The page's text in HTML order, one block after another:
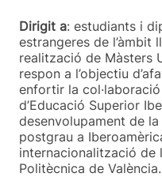
Dirigit a: estudiants i
estrangeres de l’àmbit
realització de Màsters
respon a l’objectiu
enfortir la
d’Educació Superior
desenvolupament de
postgrau a
internacionalització de
Politècnica de València.